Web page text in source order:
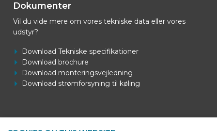
Dokumenter
Vil du vide mere om vores tekniske data eller vores
udstyr?
Download Tekniske specifikationer
Download brochure
Download monteringsvejledning
Download strømforsyning til køling